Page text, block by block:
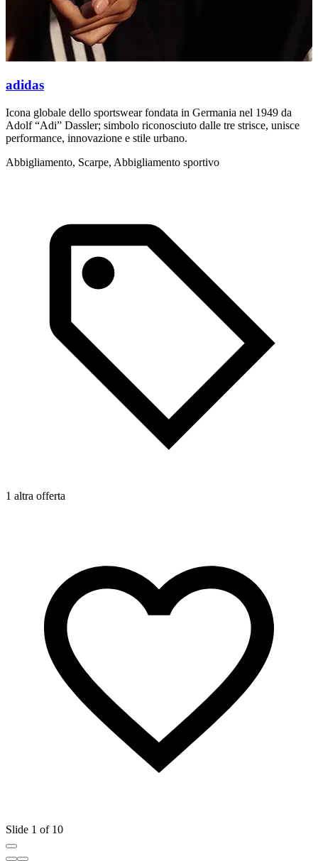
adidas
Icona globale dello sportswear fondata in Germania nel 1949 da
Adolf “Adi” Dassler; simbolo riconosciuto dalle tre strisce, unisce
performance, innovazione e stile urbano.
Abbigliamento, Scarpe, Abbigliamento sportivo
1 altra offerta
Slide 1 of 10